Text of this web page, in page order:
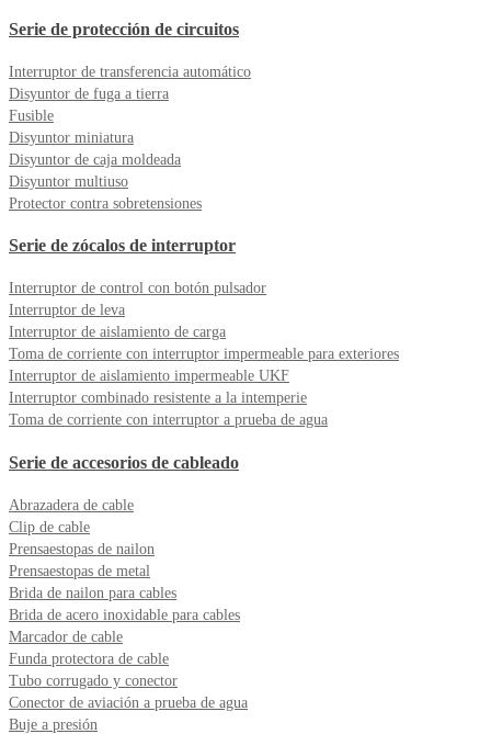
Serie de protección de circuitos
Interruptor de transferencia automático
Disyuntor de fuga a tierra
Fusible
Disyuntor miniatura
Disyuntor de caja moldeada
Disyuntor multiuso
Protector contra sobretensiones
Serie de zócalos de interruptor
Interruptor de control con botón pulsador
Interruptor de leva
Interruptor de aislamiento de carga
Toma de corriente con interruptor impermeable para exteriores
Interruptor de aislamiento impermeable UKF
Interruptor combinado resistente a la intemperie
Toma de corriente con interruptor a prueba de agua
Serie de accesorios de cableado
Abrazadera de cable
Clip de cable
Prensaestopas de nailon
Prensaestopas de metal
Brida de nailon para cables
Brida de acero inoxidable para cables
Marcador de cable
Funda protectora de cable
Tubo corrugado y conector
Conector de aviación a prueba de agua
Buje a presión